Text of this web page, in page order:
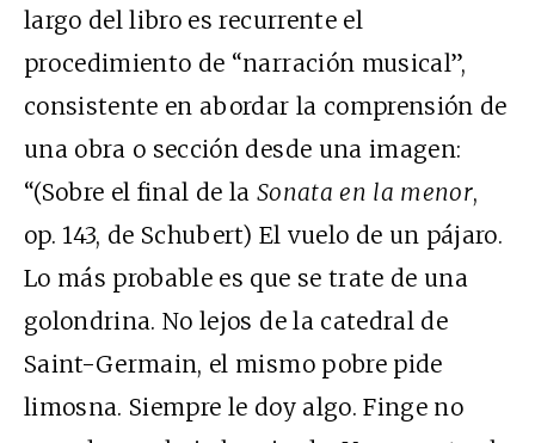
largo del libro es recurrente el
procedimiento de “narración musical”,
consistente en abordar la comprensión de
una obra o sección desde una imagen:
“(Sobre el final de la Sonata en la menor,
op. 143, de Schubert) El vuelo de un pájaro.
Lo más probable es que se trate de una
golondrina. No lejos de la catedral de
Saint-Germain, el mismo pobre pide
limosna. Siempre le doy algo. Finge no